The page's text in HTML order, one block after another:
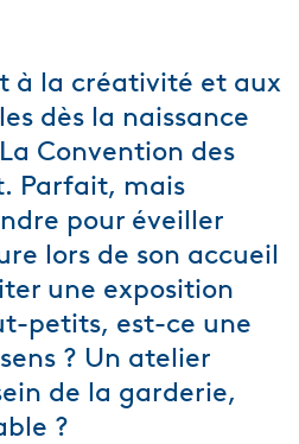
à la créativité et aux
dès la naissance
Convention des
Parfait, mais
pour éveiller
lors de son accueil
une exposition
petits, est-ce une
? Un atelier
de la garderie,
?